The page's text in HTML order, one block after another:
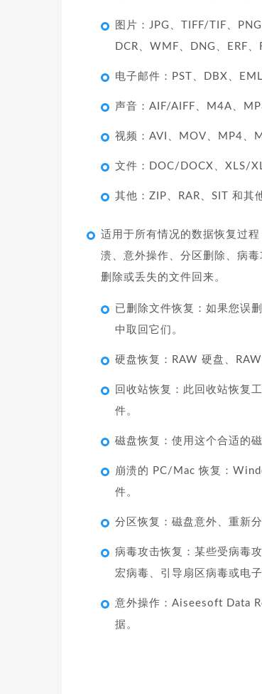
图片：JPG、TIFF/TIF、
DCR、WMF、DNG、ERF、
电子邮件：PST、DBX、
声音：AIF/AIFF、M4A、
视频：AVI、MOV、MP4、
文件：DOC/DOCX、XLS/
其他：ZIP、RAR、SIT 和其
适用于所有情况的数据恢复过
溃、意外操作、分区删除、病
删除或丢失的文件回来。
已删除文件恢复：如果您误
中取回它们。
硬盘恢复：RAW 硬盘、
回收站恢复：此回收站恢复
件。
磁盘恢复：使用这个合适的
崩溃的 PC/Mac 恢复：
件。
分区恢复：磁盘意外、重新
病毒攻击恢复：某些受病毒
宏病毒、引导扇区病毒或电
意外操作：Aiseesoft Data
据。